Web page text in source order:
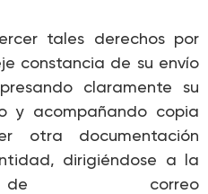
tales derechos por
constancia de su envío
claramente su
y acompañando copia
otra documentación
dirigiéndose a la
de correo